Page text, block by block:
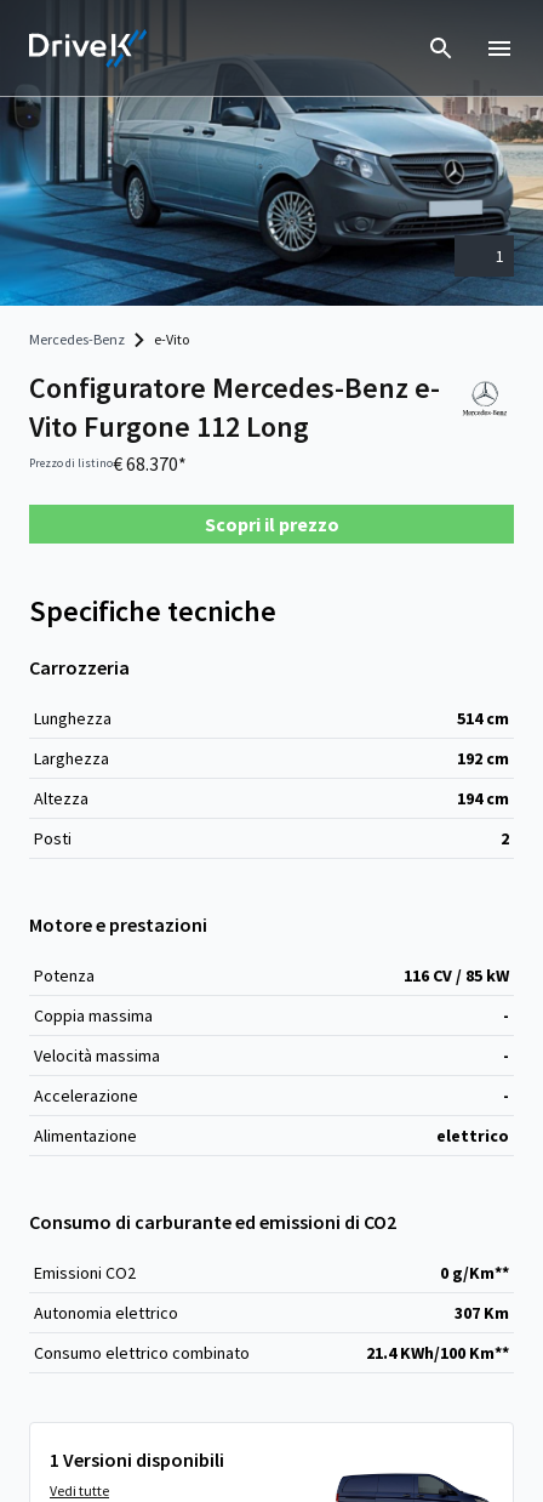
1
Mercedes-Benz e-Vito
Configuratore Mercedes-Benz e-
Vito Furgone 112 Long
Prezzo di listino€ 68.370*
Scopri il prezzo
Specifiche tecniche
Carrozzeria
Lunghezza 514cm
Larghezza
192 cm
Altezza
194cm
Posti
2
Motore e prestazioni
Potenza
116 CV / 85 kW
Coppia massima
-
Velocità massima
-
Accelerazione
-
Alimentazione
elettrico
Consumo di carburante ed emissioni di CO2
Emissioni CO2
0 g/Km**
Autonomia elettrico
307 Km
Consumo elettrico combinato
21.4 KWh/100 Km**
1 Versioni disponibili
Vedi tutte